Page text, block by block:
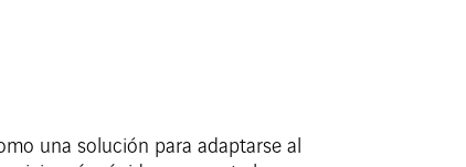
una solución para adaptarse al